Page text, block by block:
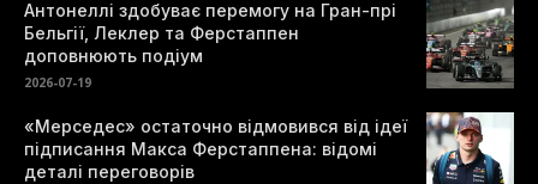
Антонеллі здобуває перемогу на Гран-прі
Бельгії, Леклер та Ферстаппен
доповнюють подіум
2026-07-19
«Мерседес» остаточно відмовився від ідеї
підписання Макса Ферстаппена: відомі
деталі переговорів